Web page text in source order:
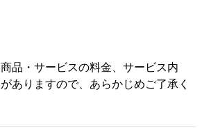
品・サービスの料金、サービス内
ありますので、あらかじめご了承く